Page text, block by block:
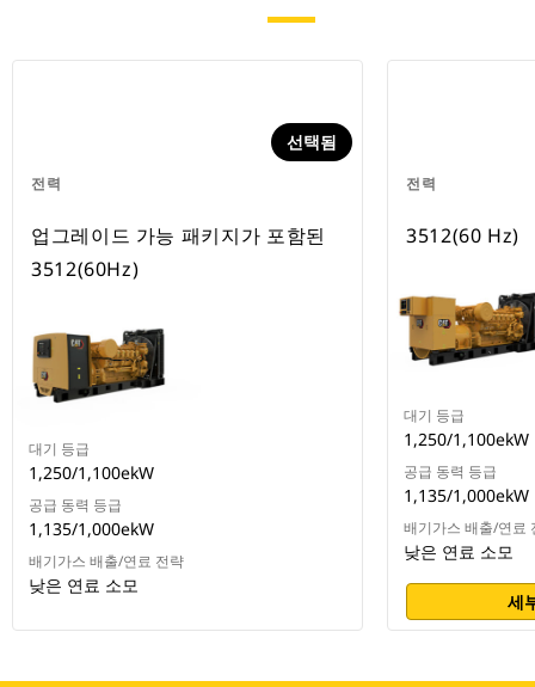
전력
선택됨
업그레이드 가능 패키지가 포함된
3512(60Hz)
대기 등급
1,250/1,100ekW
공급 동력 등급
1,135/1,000ekW
배기가스 배출/연료 전략
낮은 연료 소모
전력
3512(60 Hz)
대기 등급
1,250/1,100ekW
공급 동력 등급
1,135/1,000ekW
배기가스 배출/연료
낮은 연료 소모
세